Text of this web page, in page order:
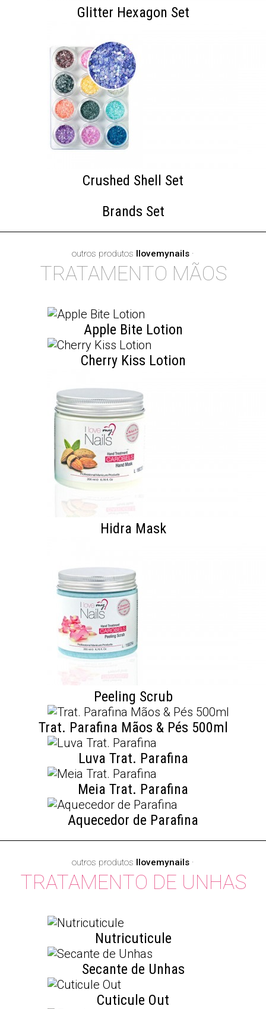
Glitter Hexagon Set
Crushed Shell Set
Brands Set
outros produtos Ilovemynails ·
TRATAMENTO MÃOS
Apple Bite Lotion
Cherry Kiss Lotion
Hidra Mask
Peeling Scrub
Trat. Parafina Mãos & Pés 500ml
Luva Trat. Parafina
Meia Trat. Parafina
Aquecedor de Parafina
outros produtos Ilovemynails ·
TRATAMENTO DE UNHAS
Nutricuticule
Secante de Unhas
Cuticule Out